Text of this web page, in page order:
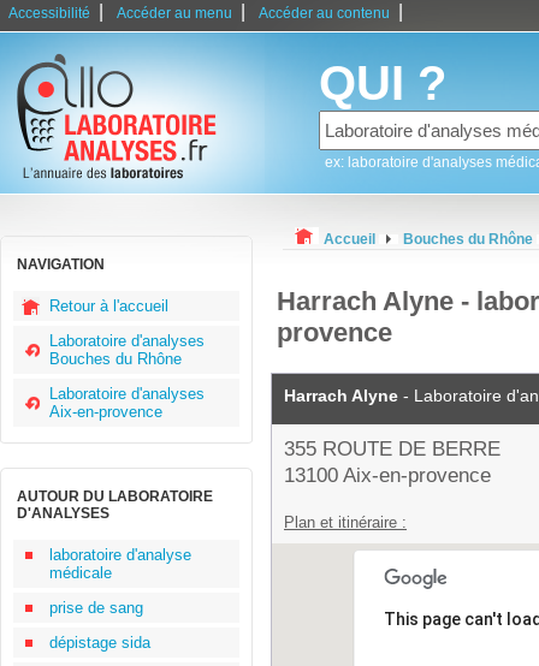
Accessibilité Accéder au menu Accéder au contenu
QUI ?
ex: laboratoire d'analyses
NAVIGATION
Retour à l'accueil
Laboratoire d'analyses
Bouches du Rhône
Laboratoire d'analyses
Aix-en-provence
AUTOUR DU LABORATOIRE
D'ANALYSES
laboratoire d'analyse
médicale
prise de sang
dépistage sida
Accueil Bouches du Rhône
Harrach Alyne -
provence
Harrach Alyne - Laboratoire
355 ROUTE DE BERRE
13100 Aix-en-provence
Plan et itinéraire :
This page can't